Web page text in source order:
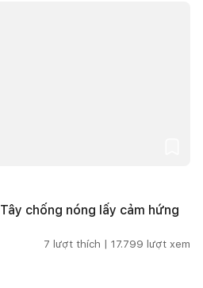
chống nóng lấy cảm hứng
7 lượt thích | 17.799 lượt xem